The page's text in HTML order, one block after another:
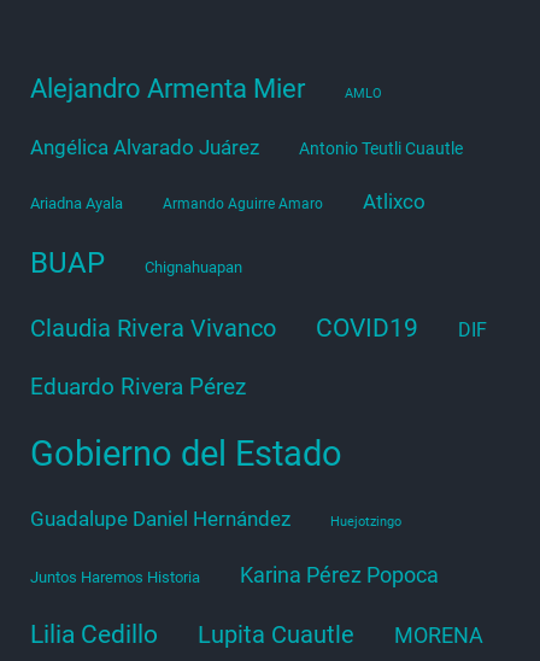
Alejandro Armenta Mier AMLO
Angélica Alvarado Juárez Antonio Teutli Cuautle
Ariadna Ayala Armando Aguirre Amaro Atlixco
BUAP Chignahuapan
Claudia Rivera Vivanco COVID19 DIF
Eduardo Rivera Pérez
Gobierno del Estado
Guadalupe Daniel Hernández Huejotzingo
Juntos Haremos Historia Karina Pérez Popoca
Lilia Cedillo Lupita Cuautle MORENA